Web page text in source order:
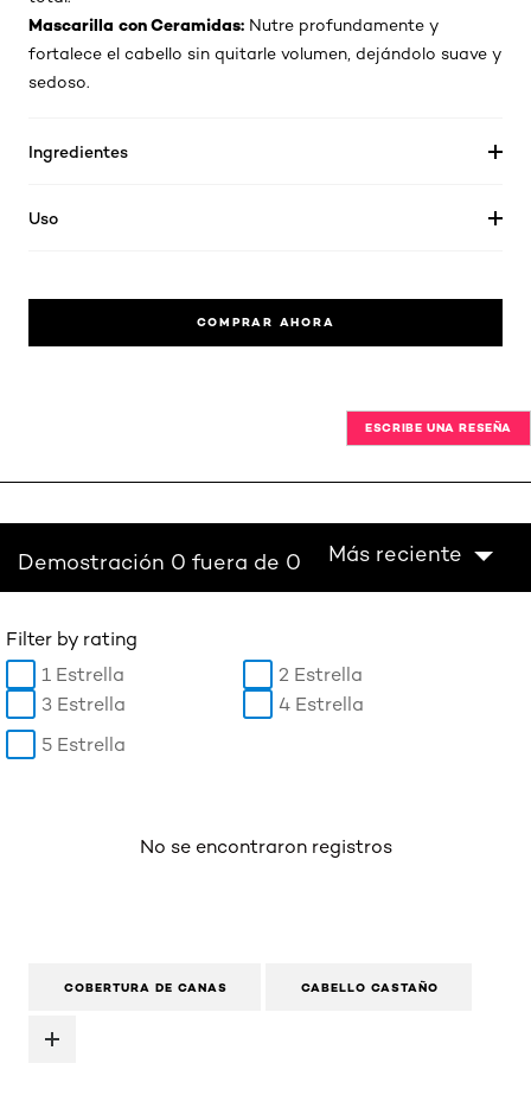
Mascarilla con Ceramidas: Nutre profundamente y
fortalece el cabello sin quitarle volumen, dejándolo suave y
sedoso.
Ingredientes
Uso
COMPRAR AHORA
ESCRIBE UNA RESEÑA
Demostración 0 fuera de 0 Más reciente
Filter by rating
1 Estrella
2 Estrella
3 Estrella
4 Estrella
5 Estrella
No se encontraron registros
COBERTURA DE CANAS CABELLO CASTAÑO